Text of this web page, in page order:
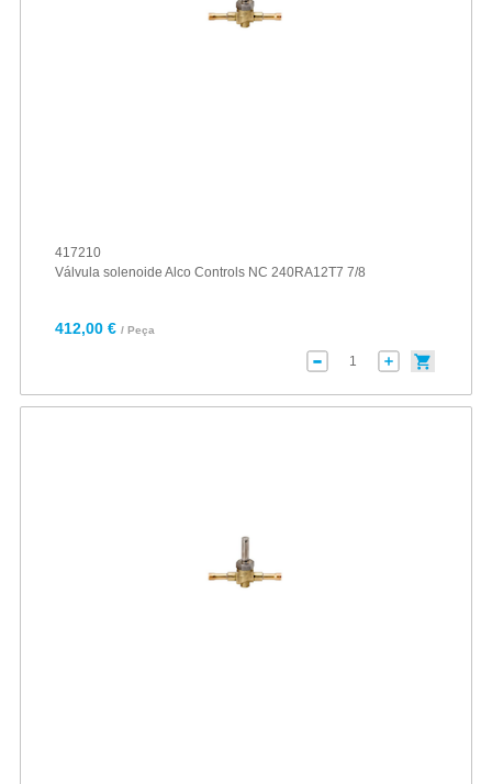
417210
Válvula solenoide Alco Controls NC 240RA12T7 7/8
412,00 € / Peça